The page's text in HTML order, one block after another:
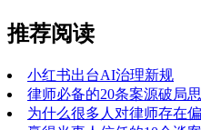
推荐阅读
小红书出台AI治理新规
律师必备的20条案源破局
为什么很多人对律师存在